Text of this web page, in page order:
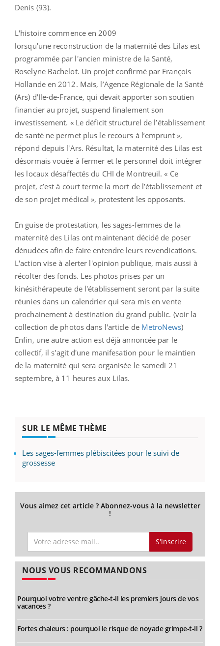
Denis (93).
L'histoire commence en 2009
lorsqu'une reconstruction de la maternité des Lilas est
programmée par l'ancien ministre de la Santé,
Roselyne Bachelot. Un projet confirmé par François
Hollande en 2012. Mais, l’Agence Régionale de la Santé
(Ars) d'Ile-de-France, qui devait apporter son soutien
financier au projet, suspend finalement son
investissement. « Le déficit structurel de l’établissement
de santé ne permet plus le recours à l’emprunt »,
répond depuis l'Ars. Résultat, la maternité des Lilas est
désormais vouée à fermer et le personnel doit intégrer
les locaux désaffectés du CHI de Montreuil. « Ce
projet, c’est à court terme la mort de l’établissement et
de son projet médical », protestent les opposants.
En guise de protestation, les sages-femmes de la
maternité des Lilas ont maintenant décidé de poser
dénudées afin de faire entendre leurs revendications.
L'action vise à alerter l'opinion publique, mais aussi à
récolter des fonds. Les photos prises par un
kinésithérapeute de l'établissement seront par la suite
réunies dans un calendrier qui sera mis en vente
prochainement à destination du grand public. (voir la
collection de photos dans l'article de MetroNews)
Enfin, une autre action est déjà annoncée par le
collectif, il s'agit d'une manifesation pour le maintien
de la maternité qui sera organisée le samedi 21
septembre, à 11 heures aux Lilas.
SUR LE MÊME THÈME
Les sages-femmes plébiscitées pour le suivi de
grossesse
Vous aimez cet article ? Abonnez-vous à la newsletter
!
S'inscrire
NOUS VOUS RECOMMANDONS
Pourquoi votre ventre gâche-t-il les premiers jours de vos
vacances ?
Fortes chaleurs : pourquoi le risque de noyade grimpe-t-il ?